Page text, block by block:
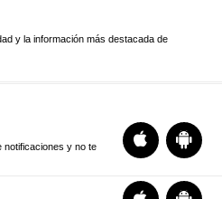
y la información más destacada de
notificaciones y no te